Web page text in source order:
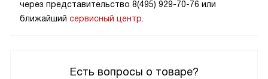
Есть вопросы о товаре?
через представительство 8(495) 929-70-76 или
ближайший сервисный центр.